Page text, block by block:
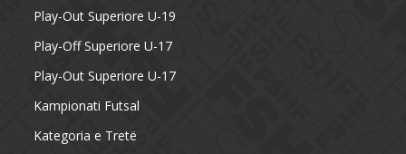
Play-Out Superiore U-19
Play-Off Superiore U-17
Play-Out Superiore U-17
Kampionati Futsal
Kategoria e Tretë